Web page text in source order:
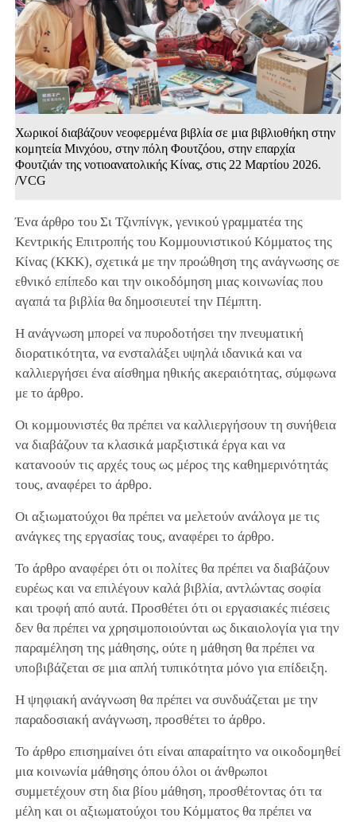
Χωρικοί διαβάζουν νεοφερμένα βιβλία σε μια βιβλιοθήκη στην
κομητεία Μινχόου, στην πόλη Φουτζόου, στην επαρχία
Φουτζιάν της νοτιοανατολικής Κίνας, στις 22 Μαρτίου 2026.
/VCG
Ένα άρθρο του Σι Τζινπίνγκ, γενικού γραμματέα της
Κεντρικής Επιτροπής του Κομμουνιστικού Κόμματος της
Κίνας (ΚΚΚ), σχετικά με την προώθηση της ανάγνωσης σε
εθνικό επίπεδο και την οικοδόμηση μιας κοινωνίας που
αγαπά τα βιβλία θα δημοσιευτεί την Πέμπτη.
Η ανάγνωση μπορεί να πυροδοτήσει την πνευματική
διορατικότητα, να ενσταλάξει υψηλά ιδανικά και να
καλλιεργήσει ένα αίσθημα ηθικής ακεραιότητας, σύμφωνα
με το άρθρο.
Οι κομμουνιστές θα πρέπει να καλλιεργήσουν τη συνήθεια
να διαβάζουν τα κλασικά μαρξιστικά έργα και να
κατανοούν τις αρχές τους ως μέρος της καθημερινότητάς
τους, αναφέρει το άρθρο.
Οι αξιωματούχοι θα πρέπει να μελετούν ανάλογα με τις
ανάγκες της εργασίας τους, αναφέρει το άρθρο.
Το άρθρο αναφέρει ότι οι πολίτες θα πρέπει να διαβάζουν
ευρέως και να επιλέγουν καλά βιβλία, αντλώντας σοφία
και τροφή από αυτά. Προσθέτει ότι οι εργασιακές πιέσεις
δεν θα πρέπει να χρησιμοποιούνται ως δικαιολογία για την
παραμέληση της μάθησης, ούτε η μάθηση θα πρέπει να
υποβιβάζεται σε μια απλή τυπικότητα μόνο για επίδειξη.
Η ψηφιακή ανάγνωση θα πρέπει να συνδυάζεται με την
παραδοσιακή ανάγνωση, προσθέτει το άρθρο.
Το άρθρο επισημαίνει ότι είναι απαραίτητο να οικοδομηθεί
μια κοινωνία μάθησης όπου όλοι οι άνθρωποι
συμμετέχουν στη δια βίου μάθηση, προσθέτοντας ότι τα
μέλη και οι αξιωματούχοι του Κόμματος θα πρέπει να